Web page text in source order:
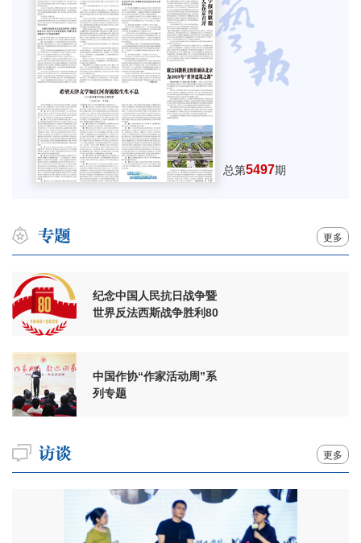
总第5497期
更多
纪念中国人民抗日战争暨
世界反法西斯战争胜利80
中国作协“作家活动周”系
列专题
更多